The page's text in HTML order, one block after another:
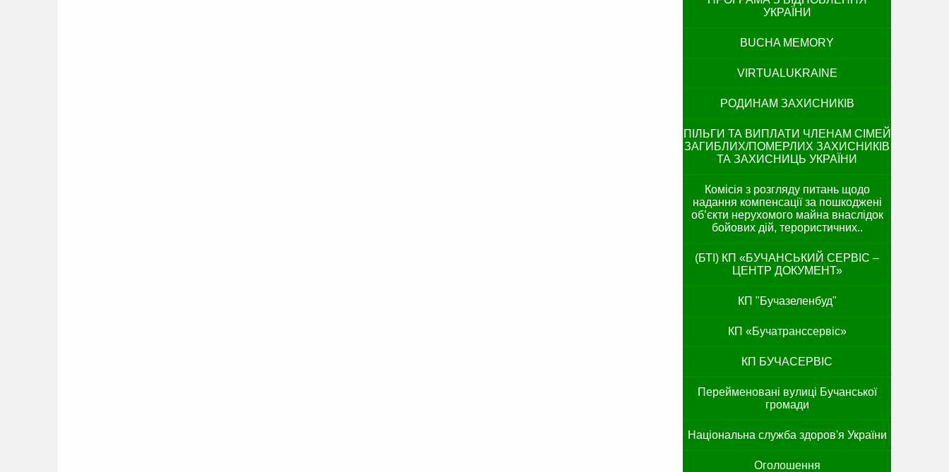
УКРАЇНИ
BUCHA MEMORY
VIRTUALUKRAINE
РОДИНАМ ЗАХИСНИКІВ
ПІЛЬГИ ТА ВИПЛАТИ ЧЛЕНАМ СІМЕЙ
ЗАГИБЛИХ/ПОМЕРЛИХ ЗАХИСНИКІВ
ТА ЗАХИСНИЦЬ УКРАЇНИ
Комісія з розгляду питань щодо
надання компенсації за пошкоджені
об’єкти нерухомого майна внаслідок
бойових дій, терористичних..
(БТІ) КП «БУЧАНСЬКИЙ СЕРВІС –
ЦЕНТР ДОКУМЕНТ»
КП "Бучазеленбуд"
КП «Бучатранссервіс»
КП БУЧАСЕРВІС
Перейменовані вулиці Бучанської
громади
Національна служба здоров'я України
Оголошення